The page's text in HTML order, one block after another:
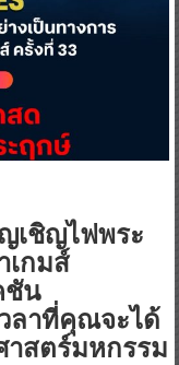
เชิญไฟพระ
เกมส์
ชัน
ลาที่คุณจะได้
าสตร์มหกรรม